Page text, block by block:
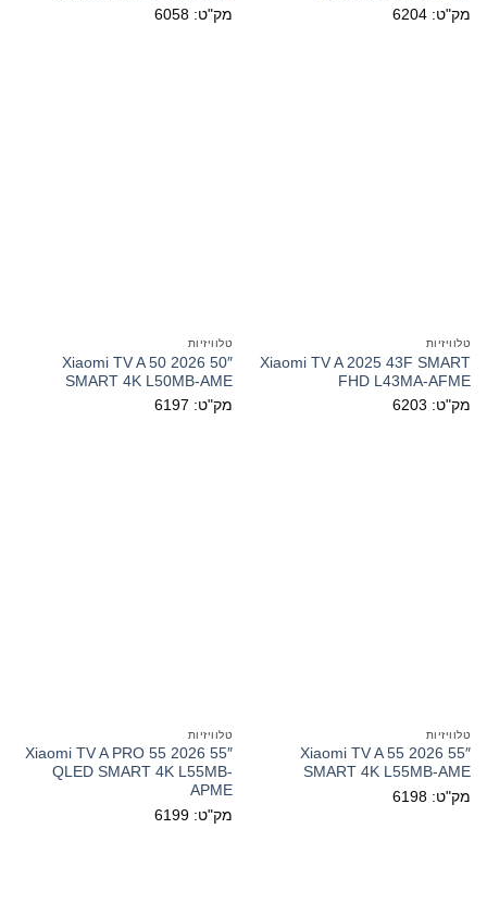
מק"ט: 6204
מק"ט: 6058
טלוויזיות
Xiaomi TV A 2025 43F SMART
FHD L43MA-AFME
מק"ט: 6203
טלוויזיות
Xiaomi TV A 50 2026 50″
SMART 4K L50MB-AME
מק"ט: 6197
טלוויזיות
Xiaomi TV A 55 2026 55″
SMART 4K L55MB-AME
מק"ט: 6198
טלוויזיות
Xiaomi TV A PRO 55 2026 55″
QLED SMART 4K L55MB-
APME
מק"ט: 6199